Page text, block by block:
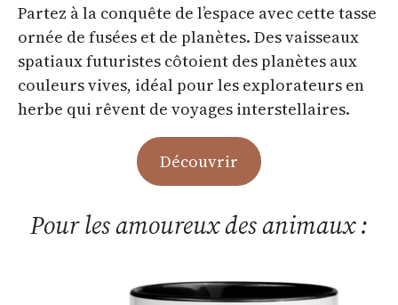
Partez à la conquête de l’espace avec cette tasse
ornée de fusées et de planètes. Des vaisseaux
spatiaux futuristes côtoient des planètes aux
couleurs vives, idéal pour les explorateurs en
herbe qui rêvent de voyages interstellaires.
Découvrir
Pour les amoureux des animaux :